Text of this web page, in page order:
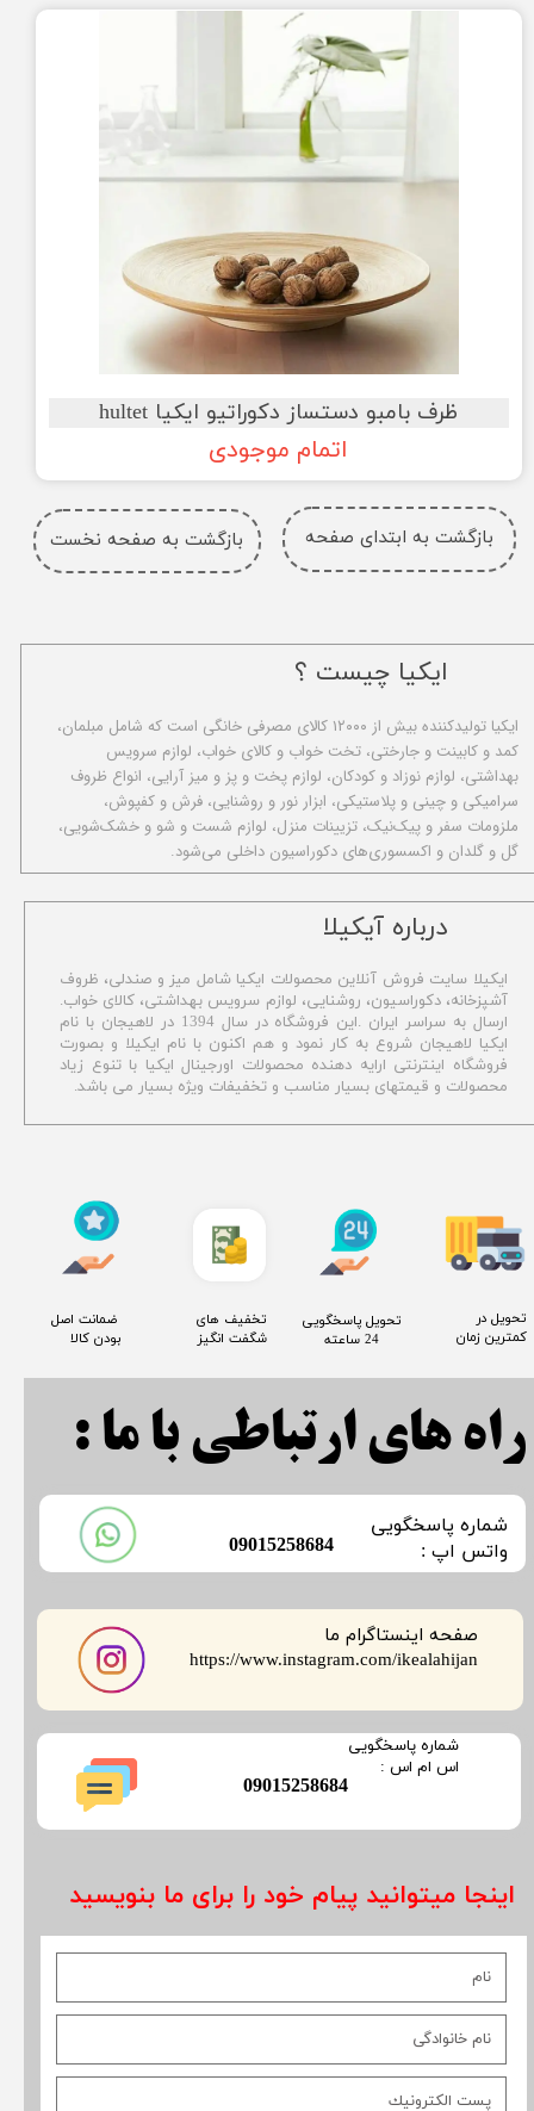
ظرف بامبو دستساز دکوراتیو ایکیا hultet
اتمام موجودی
بازگشت به صفحه نخست بازگشت به ابتدای صفحه
​درباره آیکیلا
ایکیلا سایت فروش آنلاین محصولات ایکیا شامل میز و صندلی، ظروف
آشپزخانه، دکوراسیون، روشنایی، لوازم سرویس بهداشتی، کالای خواب.
ارسال به سراسر ایران .این فروشگاه در سال 1394 در لاهیجان با نام
ایکیا لاهیجان شروع به کار نمود و هم اکنون با نام ایکیلا و بصورت
فروشگاه اینترنتی ارایه دهنده محصولات اورجینال ایکیا با تنوع زیاد
محصولات و قیمتهای بسیار مناسب و تخفیفات ویژه بسیار می باشد.
صفحه اینستاگرام ما
​​​​​​​https://www.instagram.com/ikealahijan
​شماره پاسخگویی
​​​​​واتس اپ :
​09015258684
اینجا میتوانید پیام خود را برای ما بنویسید
راه های ارتباطی با ما :
​09015258684
​شماره پاسخگویی
​​​​​اس ام اس :
ایکیا چیست ؟
ا​یکیا تولیدکننده بیش از ۱۲۰۰۰ کالای مصرفی خانگی است که شامل مبلمان،
کمد و کابینت و جارختی، تخت خواب و کالای خواب، لوازم سرویس
بهداشتی، لوازم نوزاد و کودکان، لوازم پخت و پز و میز آرایی، انواع ظروف
سرامیکی و چینی و پلاستیکی، ابزار نور و روشنایی، فرش و کفپوش،
ملزومات سفر و پیک‌نیک، تزیینات منزل، لوازم شست و شو و خشک‌شویی،
گل و گلدان و اکسسوری‌های دکوراسیون داخلی می‌شود.
​تحویل در
کمترین زمان
​تحویل پاسخگویی
24 ساعته
​تخفیف های
شگفت انگیز
​ ضمانت اصل
بودن کالا